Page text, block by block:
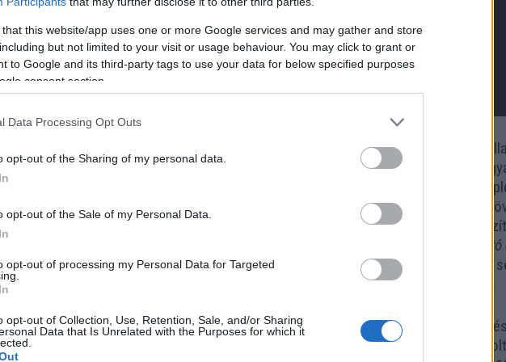
that this website/app uses one or more Google services and may gather and store
but not limited to your visit or usage behaviour. You may click to grant or
to Google and its third-party tags to use your data for below specified purposes
consent section.
Data Processing Opt Outs
opt-out of the Sharing of my personal data.
opt-out of the Sale of my Personal Data.
opt-out of processing my Personal Data for Targeted
opt-out of Collection, Use, Retention, Sale, and/or Sharing
Data that Is Unrelated with the Purposes for which it
és népes állatsereglettel a Vértesalján elterülő Alcsútdobozra költözött, hogy
már nem természetfilm, hanem kerek történet, amelyben Fickó, a komoly
kalandjait követheti nyomon a néző. Más állatokkal együtt ugyanők a
óriási sikert arattak, a rendezőt bírálatok is érték, amiért a természetfilm műfaji
Ő tartotta magát elképzeléseihez, és a hatvanas években tovább
a főszerepben. Munkájában a tökéletességre törekedett, filmjei elkészítéséhez
és megismételhetetlenek, de sohasem mondott le a szakmai igényességről.
volt, aki iskolát teremtett nemcsak a magyar, hanem a nemzetközi
és az Angol Királyi Társaságnak, filmjeit akkor is negyven ország